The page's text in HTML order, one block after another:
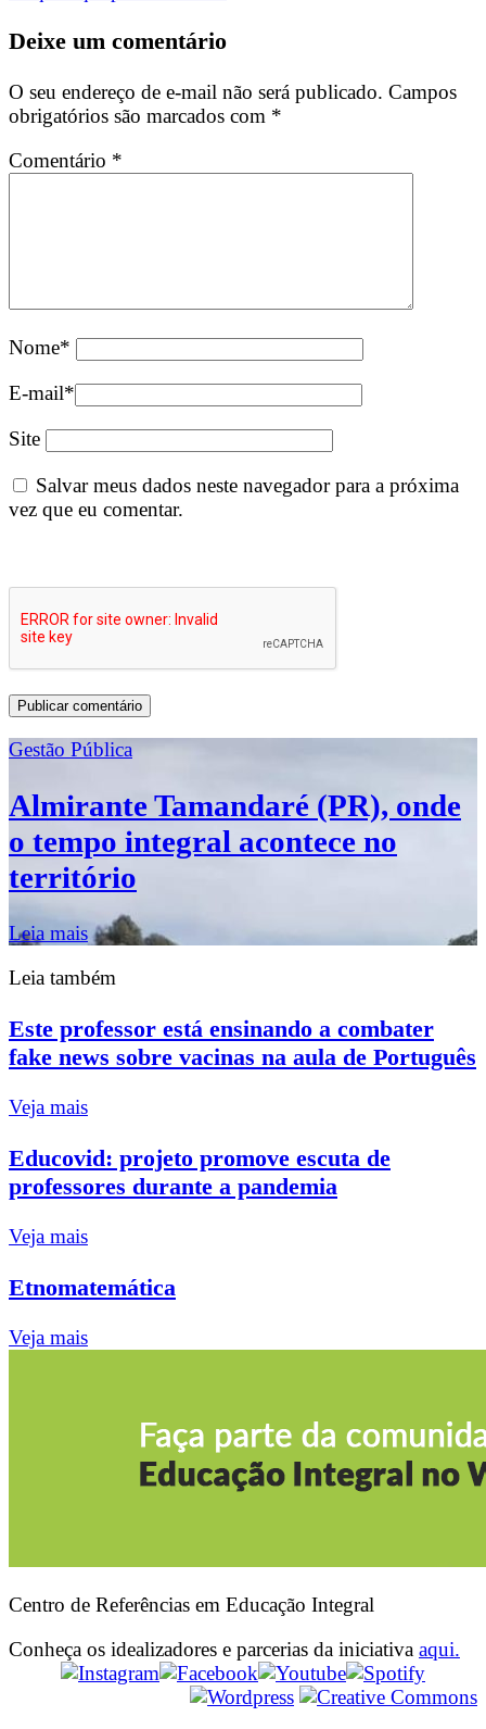
Deixe um comentário
O seu endereço de e-mail não será publicado. Campos
obrigatórios são marcados com *
Comentário *
Nome*
E-mail*
Site
Salvar meus dados neste navegador para a próxima
vez que eu comentar.
Gestão Pública
Almirante Tamandaré (PR), onde
o tempo integral acontece no
território
Leia mais
Leia também
Este professor está ensinando a combater
fake news sobre vacinas na aula de Português
Veja mais
Educovid: projeto promove escuta de
professores durante a pandemia
Veja mais
Etnomatemática
Veja mais
Centro de Referências em Educação Integral
Conheça os idealizadores e parcerias da iniciativa aqui.